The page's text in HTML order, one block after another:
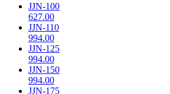
JJN-100
627.00
JJN-110
994.00
JJN-125
994.00
JJN-150
994.00
JJN-175